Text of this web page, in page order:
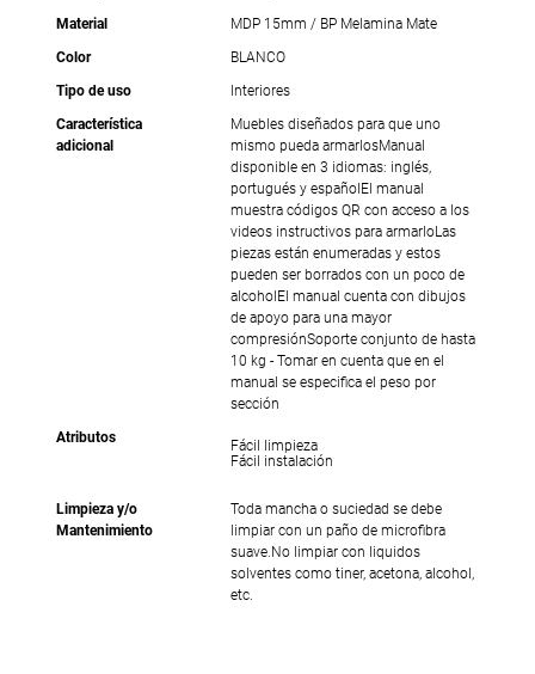
Material
MDP 15mm / BP Melamina Mate
Color
BLANCO
Tipo de uso
Interiores
Característica
adicional
Muebles diseñados para que uno
mismo pueda armarlosManual
disponible en 3 idiomas: inglés,
portugués y españolEl manual
muestra códigos QR con acceso a los
videos instructivos para armarloLas
piezas están enumeradas y estos
pueden ser borrados con un poco de
alcoholEl manual cuenta con dibujos
de apoyo para una mayor
compresiónSoporte conjunto de hasta
10 kg - Tomar en cuenta que en el
manual se especifica el peso por
sección
Atributos
Fácil limpieza
Fácil instalación
Limpieza y/o
Mantenimiento
Toda mancha o suciedad se debe
limpiar con un paño de microfibra
suave.No limpiar con liquidos
solventes como tiner, acetona, alcohol,
etc.